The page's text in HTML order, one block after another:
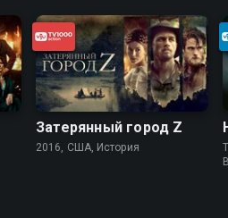
Затерянный город Z
2016, США, История